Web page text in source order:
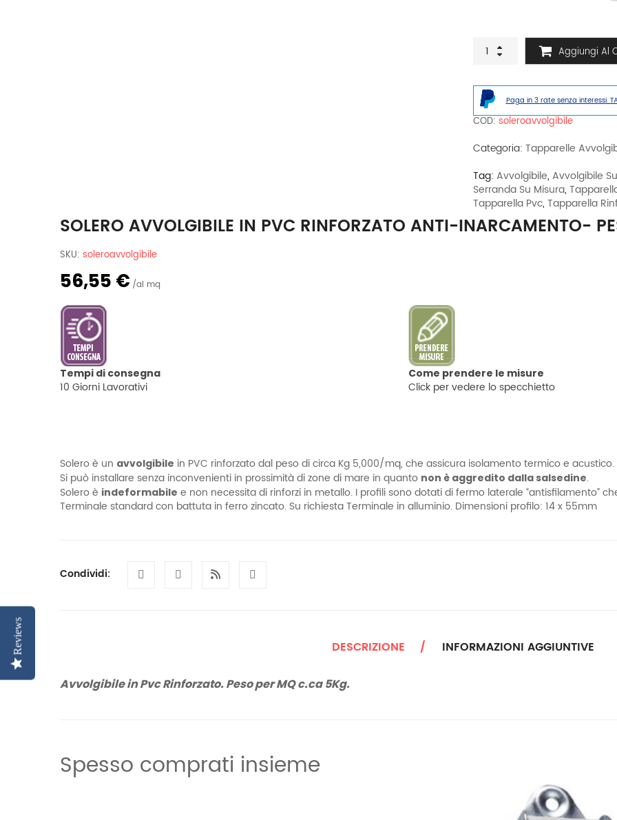
avvolgibile
rinforzato
anti-
inarcamento-
per
MQ
5Kg
quantità
Aggiungi Al
Paga in 3 rate senza interessi.
COD: soleroavvolgibile
Categoria: Tapparelle
Tag: Avvolgibile, Avvolgibile
Serranda Su Misura,
Tapparella Pvc, Tapparella
SOLERO AVVOLGIBILE IN PVC RINFORZATO ANTI-INARCAMENTO-
SKU: soleroavvolgibile
56,55 € al mq
Tempi di consegna
10 Giorni Lavorativi
Come prendere le misure
Click per vedere lo specchietto
Solero è un avvolgibile in PVC rinforzato dal peso di circa Kg 5,000/mq, che assicura isolamento termico e acustico.
Si può installare senza inconvenienti in prossimità di zone di mare in quanto non è aggredito dalla salsedine.
Solero è indeformabile e non necessita di rinforzi in metallo. I profili sono dotati di fermo laterale “antisfilamento”
Terminale standard con battuta in ferro zincato. Su richiesta Terminale in alluminio. Dimensioni profilo: 14 x 55mm
Condividi:
DESCRIZIONE INFORMAZIONI AGGIUNTIVE
Avvolgibile in Pvc Rinforzato. Peso per MQ c.ca 5Kg.
Spesso comprati insieme
Reviews